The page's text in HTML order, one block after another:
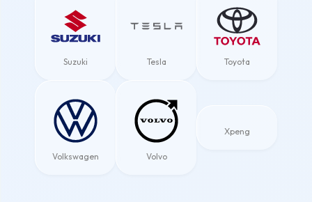
Suzuki Tesla Toyota
Volkswagen Volvo
Xpeng